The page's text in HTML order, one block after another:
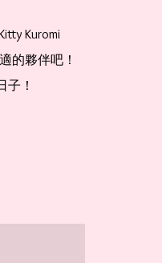
Kuromi
的夥伴吧！
子！